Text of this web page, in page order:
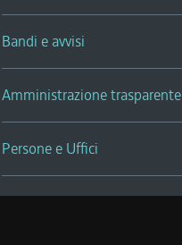
Bandi e avvisi
Amministrazione trasparente
Persone e Uffici
Sala Tiziano Tessitori